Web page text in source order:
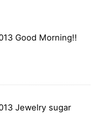
Good Morning!!
Jewelry sugar